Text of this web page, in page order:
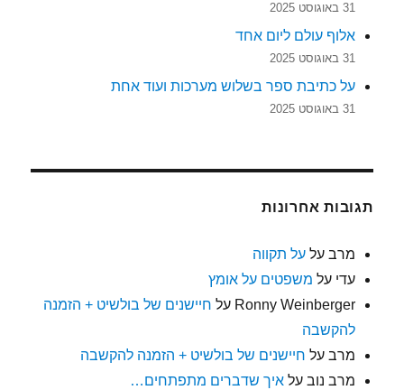
31 באוגוסט 2025
אלוף עולם ליום אחד
31 באוגוסט 2025
על כתיבת ספר בשלוש מערכות ועוד אחת
31 באוגוסט 2025
תגובות אחרונות
מרב עלעל תקווה
עדי על משפטים על אומץ
Ronny Weinberger על חיישנים של בולשיט + הזמנה
להקשבה
מרב על חיישנים של בולשיט + הזמנה להקשבה
מרב נוב עלאיך שדברים מתפתחים…